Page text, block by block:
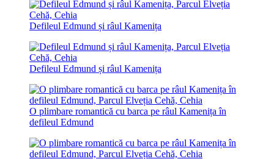
Defileul Edmund și râul Kamenița
Defileul Edmund și râul Kamenița
O plimbare romantică cu barca pe râul Kamenița în
defileul Edmund